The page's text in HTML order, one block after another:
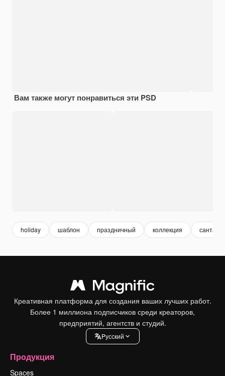
Вам также могут понравиться эти PSD
holiday шаблон праздничный коллекция санта
Креативная платформа для создания ваших лучших работ.
Более 1 миллиона подписчиков среди креаторов,
предприятий, агентств и студий.
Pусский
Продукция
Spaces